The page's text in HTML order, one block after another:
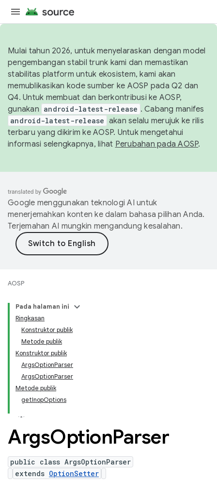
Mulai tahun 2026, untuk menyelaraskan dengan model
pengembangan stabil trunk kami dan memastikan
stabilitas platform untuk ekosistem, kami akan
memublikasikan kode sumber ke AOSP pada Q2 dan
Q4. Untuk membuat dan berkontribusi ke AOSP,
gunakan android-latest-release . Cabang manifes
android-latest-release akan selalu merujuk ke rilis
terbaru yang dikirim ke AOSP. Untuk mengetahui
informasi selengkapnya, lihat Perubahan pada AOSP.
Google menggunakan teknologi AI untuk
menerjemahkan konten ke dalam bahasa pilihan Anda.
Terjemahan AI mungkin mengandung kesalahan.
AOSP
Pada halaman ini
Ringkasan
Konstruktor publik
Metode publik
Konstruktor publik
ArgsOptionParser
ArgsOptionParser
Metode publik
getInopOptions
ArgsOptionParser
public class ArgsOptionParser
extends OptionSetter